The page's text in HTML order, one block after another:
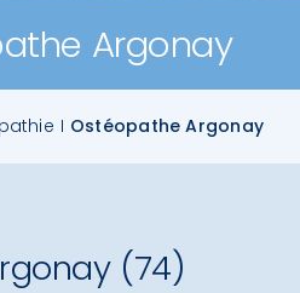
Argonay
Ostéopathe Argonay
(74)